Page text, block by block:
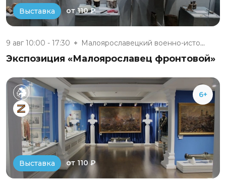
Выставка от 110 ₽
9 авг 10:00 - 17:30 Малоярославецкий военно-истори...
Экспозиция «Малоярославец фронтовой»
6+
Выставка от 110 ₽